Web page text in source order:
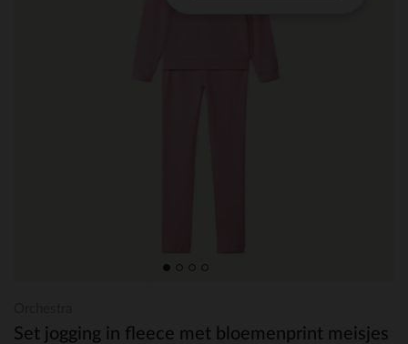
Set jogging in fleece met bloemenprint meisjes